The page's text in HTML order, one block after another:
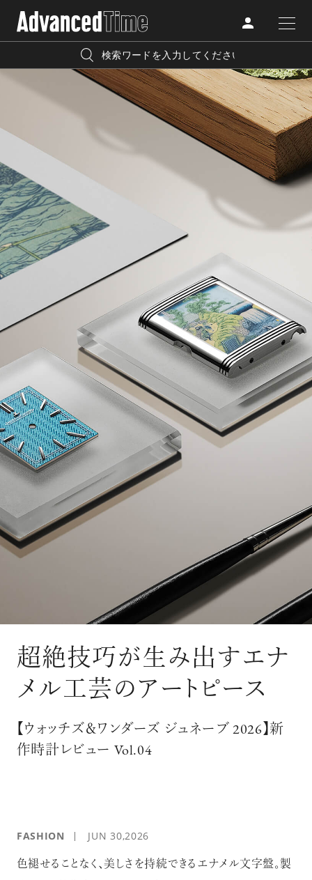
CATEGORY
FASHION
BEAUTY
TRAVEL
LIFESTYLE
FOLLOW US
AdvancedClub
『AdvancedTime』は、自由でしなやかに生きるハイエンド
な大人達におくる、スペシャルイシュー満載のメディア。
高感度なファッション、カルチャーに溺愛、未知の幅広い
教養を求め、今までの人生で積んだ経験、知見を余裕をも
って楽しみながら、進化するソーシャルに寄り添いたい。
何かに縛られていた時間から解き放たれつつある世代の
ライフスタイルを豊かに彩る『AdvancedTime』が発信する
情報をさらに充実し、より速やかに、活用できる
「AdvancedClub」会員組織を設けました。
「AdvancedClub」会員に登録すると、プレゼント応募情報
の一覧、プレミアムな会員限定イベント、ブランドのエクス
クルーシブアイテムの紹介など、特別なコンテンツ情報を
メールマガジンでお届け致します。更に『AdvancedTime』
のタブロイドマガジンのご案内もあり、送付手数料のみを
ご負担いただくことでお手元で『AdvancedTime』をお楽し
みいただけます。
登録は無料です。
一緒に『AdvancedTime』を楽しみましょう！
会員登録をする
プレゼント
リゾート インテリア
美白 アイメイク
超絶技巧が生み出すエナ
メル工芸のアートピース
【ウォッチズ＆ワンダーズ ジュネーブ 2026】新
作時計レビュー Vol.04
FASHION JUN 30,2026
色褪せることなく、美しさを持続できるエナメル文字盤。製